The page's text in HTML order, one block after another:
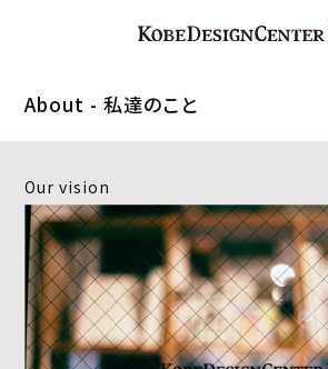
About - 私達のこと
Our vision